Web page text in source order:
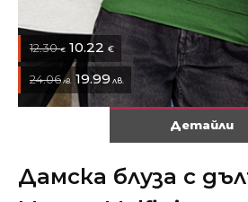
Детайли
12.30€ 10.22 €
24.06лв. 19.99лв.
Дамска блуза с